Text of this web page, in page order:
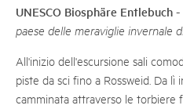
UNESCO Biosphäre Entlebuch -
paese delle meraviglie invernale
All'inizio dell'escursione sali
piste da sci fino a Rossweid. Da lì
camminata attraverso le torbiere